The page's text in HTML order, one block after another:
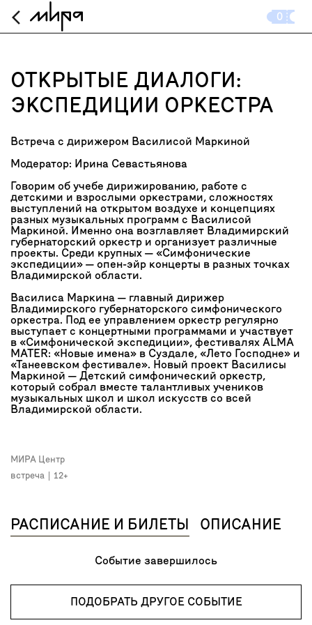
arrow_back_ios_new 0
ОТКРЫТЫЕ ДИАЛОГИ:
ЭКСПЕДИЦИИ ОРКЕСТРА
Встреча с дирижером Василисой Маркиной
Модератор: Ирина Севастьянова
Говорим об учебе дирижированию, работе с
детскими и взрослыми оркестрами, сложностях
выступлений на открытом воздухе и концепциях
разных музыкальных программ с Василисой
Маркиной. Именно она возглавляет Владимирский
губернаторский оркестр и организует различные
проекты. Среди крупных — «Симфонические
экспедиции» — опен-эйр концерты в разных точках
Владимирской области.
Василиса Маркина — главный дирижер
Владимирского губернаторского симфонического
оркестра. Под ее управлением оркестр регулярно
выступает с концертными программами и участвует
в «Симфонической экспедиции», фестивалях ALMA
MATER: «Новые имена» в Суздале, «Лето Господне» и
«Танеевском фестивале». Новый проект Василисы
Маркиной — Детский симфонический оркестр,
который собрал вместе талантливых учеников
музыкальных школ и школ искусств со всей
Владимирской области.
МИРА Центр
встреча
12+
РАСПИСАНИЕ И БИЛЕТЫ ОПИСАНИЕ
Событие завершилось
ПОДОБРАТЬ ДРУГОЕ СОБЫТИЕ